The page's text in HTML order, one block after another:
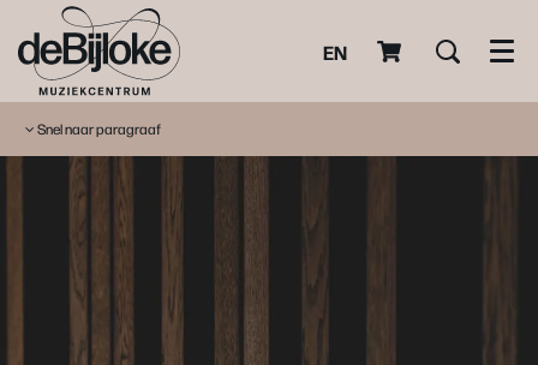
EN
Snel naar paragraaf